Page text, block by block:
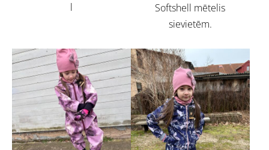
l
Softshell mētelis
sievietēm.